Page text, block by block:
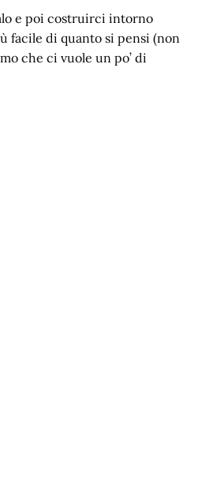
e poi costruirci intorno
facile di quanto si pensi (non
che ci vuole un po’ di